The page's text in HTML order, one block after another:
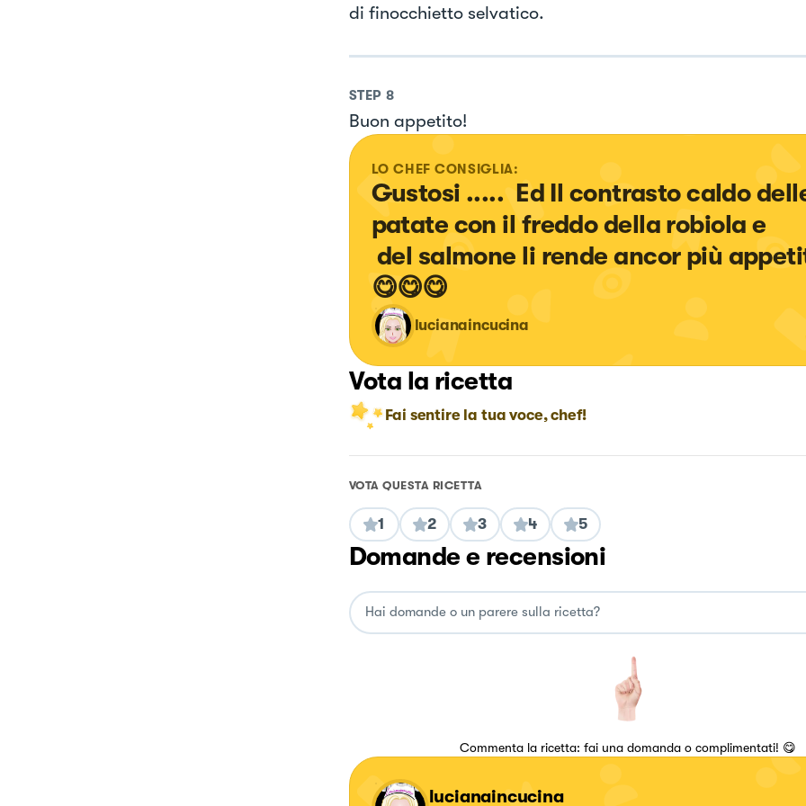
di finocchietto selvatico.
STEP 8
Buon appetito!
LO CHEF CONSIGLIA:
Gustosi .....  Ed Il contrasto caldo
patate con il freddo della robiola e
😋😋😋
lucianaincucina
Vota la ricetta
Fai sentire la tua voce, chef!
VOTA QUESTA RICETTA
1 2 3 4 5
Domande e recensioni
Commenta la ricetta: fai una domanda o complimentati! 😋
lucianaincucina